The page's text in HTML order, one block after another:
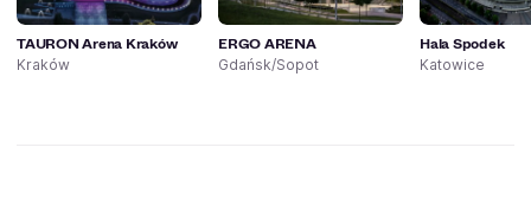
TAURON Arena Kraków
Kraków
ERGO ARENA
Gdańsk/Sopot
Hala Spodek
Katowice